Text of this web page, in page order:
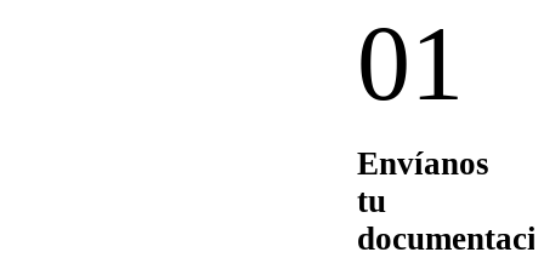
01
Envíanos
tu